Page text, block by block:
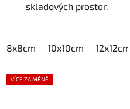
skladových prostor.
8x8cm 10x10cm 12x12cm
VÍCE ZA MÉNĚ